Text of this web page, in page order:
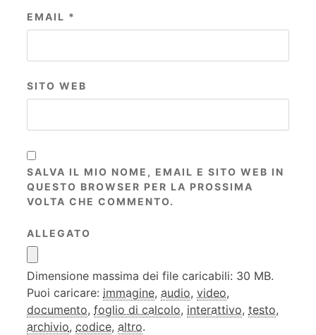
EMAIL *
SITO WEB
SALVA IL MIO NOME, EMAIL E SITO WEB IN
QUESTO BROWSER PER LA PROSSIMA
VOLTA CHE COMMENTO.
ALLEGATO
Dimensione massima dei file caricabili: 30 MB.
Puoi caricare: immagine, audio, video,
documento, foglio di calcolo, interattivo, testo,
archivio, codice, altro.